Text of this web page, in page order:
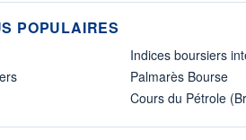
POPULAIRES
Indices boursiers
Palmarès Bourse
Cours du Pétrole